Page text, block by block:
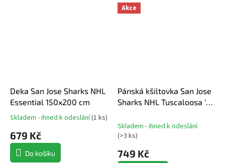
Deka San Jose Sharks NHL
Essential 150x200 cm
Průměrné
produktu
je
5,0
Skladem - ihned k odeslání(1 ks)
679 Kč
Do košíku
Akce
Pánská kšiltovka San Jose
Sharks NHL Tuscaloosa '47
Skladem - ihned k odeslání
(>3 ks)
749 Kč